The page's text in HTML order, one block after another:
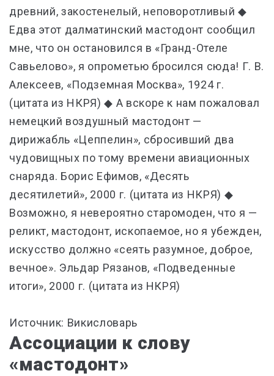
древний, закостенелый, неповоротливый ◆
Едва этот далматинский мастодонт сообщил
мне, что он остановился в «Гранд-Отеле
Савьелово», я опрометью бросился сюда! Г. В.
Алексеев, «Подземная Москва», 1924 г.
(цитата из НКРЯ) ◆ А вскоре к нам пожаловал
немецкий воздушный мастодонт —
дирижабль «Цеппелин», сбросивший два
чудовищных по тому времени авиационных
снаряда. Борис Ефимов, «Десять
десятилетий», 2000 г. (цитата из НКРЯ) ◆
Возможно, я невероятно старомоден, что я —
реликт, мастодонт, ископаемое, но я убежден,
искусство должно «сеять разумное, доброе,
вечное». Эльдар Рязанов, «Подведенные
итоги», 2000 г. (цитата из НКРЯ)
Источник: Викисловарь
Ассоциации к слову
«мастодонт»